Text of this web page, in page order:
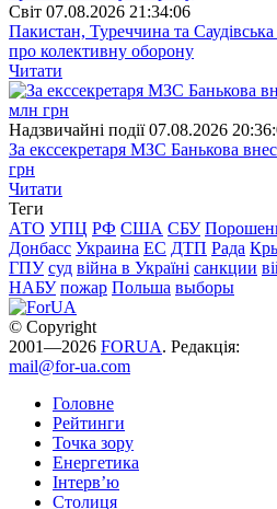
Свiт 07.08.2026 21:34:06
Пакистан, Туреччина та
про колективну оборону
Читати
Надзвичайні події 07.08.2026
За екссекретаря МЗС Банькова
грн
Читати
Теги
АТО УПЦ РФ США СБУ
Донбасс Украина ЕС ДТП Рада
ГПУ суд війна в Україні санкции
НАБУ пожар Польша выборы
© Copyright
2001—2026 FORUA. Редакція:
mail@for-ua.com
Головне
Рейтинги
Точка зору
Енергетика
Інтерв’ю
Столиця